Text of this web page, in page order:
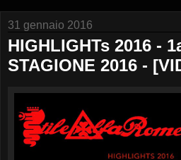
31 gennaio 2016
HIGHLIGHTs 2016 -
STAGIONE 2016 -